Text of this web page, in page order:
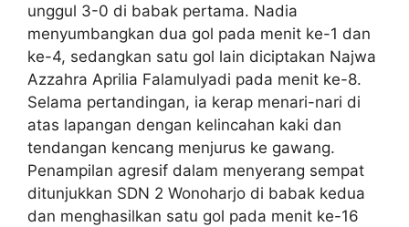
unggul 3-0 di babak pertama. Nadia
menyumbangkan dua gol pada menit ke-1 dan
ke-4, sedangkan satu gol lain diciptakan Najwa
Azzahra Aprilia Falamulyadi pada menit ke-8.
Selama pertandingan, ia kerap menari-nari di
atas lapangan dengan kelincahan kaki dan
tendangan kencang menjurus ke gawang.
Penampilan agresif dalam menyerang sempat
ditunjukkan SDN 2 Wonoharjo di babak kedua
dan menghasilkan satu gol pada menit ke-16